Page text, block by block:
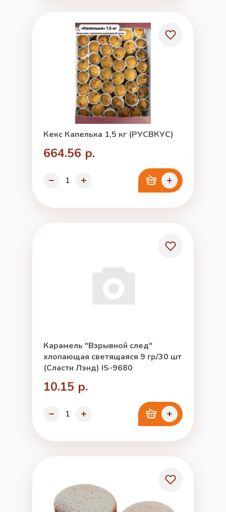
Кекс Капелька 1,5 кг (РУСВКУС)
664.56 р.
Карамель "Взрывной след"
хлопающая светящаяся 9 гр/30 шт
(Сласти Лэнд) IS-9680
10.15 р.